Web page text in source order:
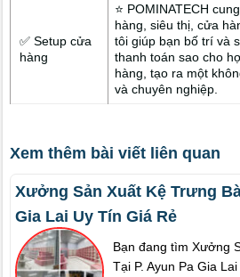
✅ Setup cửa
hàng
⭐ POMINATECH
hàng, siêu thị, cửa
tôi giúp bạn bố trí và
thanh toán sao cho
hàng, tạo ra một
và chuyên nghiệp.
Xem thêm bài viết liên quan
Xưởng Sản Xuất Kệ Trưng
Gia Lai Uy Tín Giá Rẻ
Bạn đang tìm Xưởng
Tại P. Ayun Pa Gia